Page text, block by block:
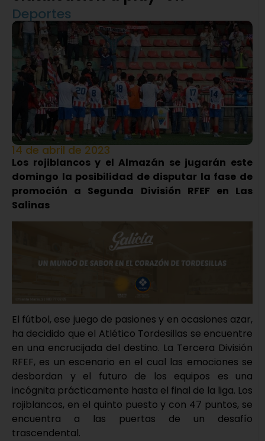
Deportes
14 de abril de 2023
Los rojiblancos y el Almazán se jugarán este
domingo la posibilidad de disputar la fase de
promoción a Segunda División RFEF en Las
Salinas
El fútbol, ese juego de pasiones y en ocasiones azar,
ha decidido que el Atlético Tordesillas se encuentre
en una encrucijada del destino. La Tercera División
RFEF, es un escenario en el cual las emociones se
desbordan y el futuro de los equipos es una
incógnita prácticamente hasta el final de la liga. Los
rojiblancos, en el quinto puesto y con 47 puntos, se
encuentra a las puertas de un desafío
trascendental.